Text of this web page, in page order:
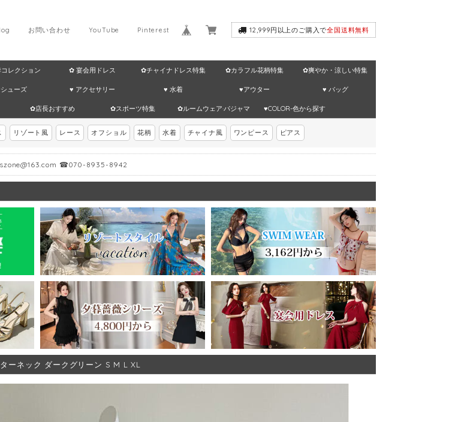
12,999円以上のご購入で全国送料無料
Pinterest
YouTube
お問い合わせ
レクション ✿ 宴会用ドレス ✿チャイナドレス特集 ✿カラフル花柄特集 ✿爽やか・涼しい特集
ューズ ♥ アクセサリー ♥ 水着 ♥アウター ♥ バッグ
✿店長おすすめ ✿スポーツ特集 ✿ルームウェア·パジャマ ♥COLOR-色から探す
リゾート風 レース オフショル 花柄 水着 チャイナ風 ワンピース ピアス
☎070-8935-8942
ーネック ダークグリーン S M L XL